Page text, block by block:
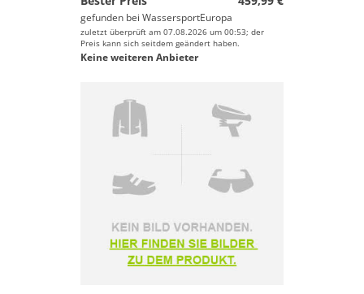
gefunden bei WassersportEuropa
zuletzt überprüft am 07.08.2026 um 00:53; der
Preis kann sich seitdem geändert haben.
Keine weiteren Anbieter